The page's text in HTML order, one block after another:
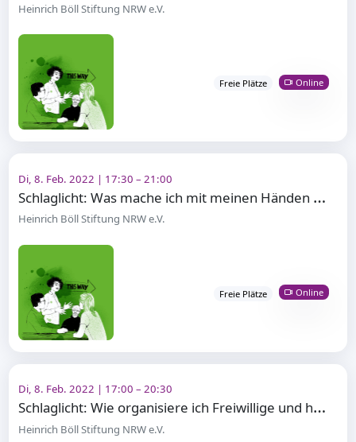
Heinrich Böll Stiftung NRW e.V.
Freie Plätze Online
Di, 8. Feb. 2022 | 17:30 – 21:00
S
chlaglicht: Was mache ich mit meinen Händen beim Sprechen?
Heinrich Böll Stiftung NRW e.V.
Freie Plätze Online
Di, 8. Feb. 2022 | 17:00 – 20:30
S
chlaglicht: Wie organisiere ich Freiwillige und halte sie bei Laune?
Heinrich Böll Stiftung NRW e.V.